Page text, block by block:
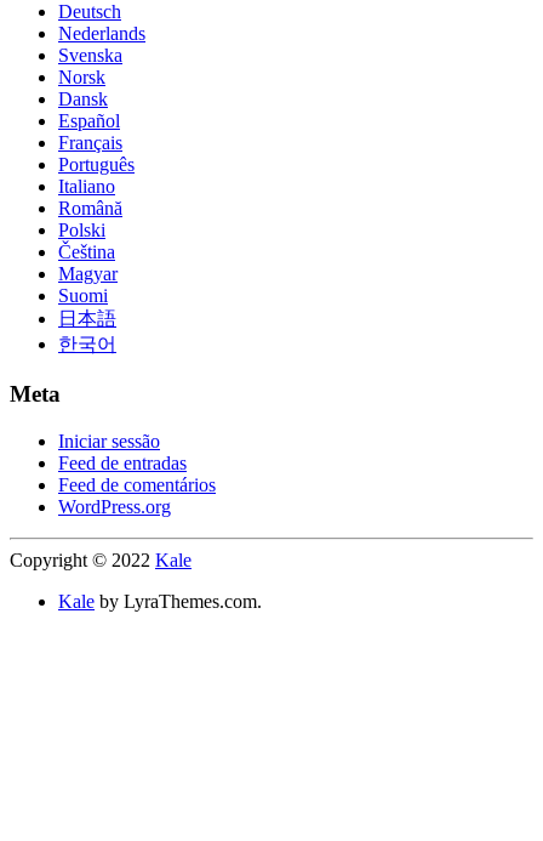
Deutsch
Nederlands
Svenska
Norsk
Dansk
Español
Français
Português
Italiano
Română
Polski
Čeština
Magyar
Suomi
日本語
한국어
Meta
Iniciar sessão
Feed de entradas
Feed de comentários
WordPress.org
Copyright © 2022 Kale
Kale by LyraThemes.com.